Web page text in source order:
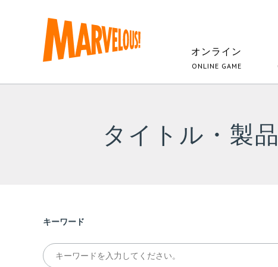
オンライン
ONLINE GAME
タイトル・製
キーワード